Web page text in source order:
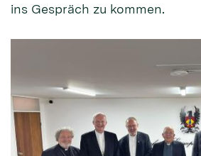
ins Gespräch zu kommen.